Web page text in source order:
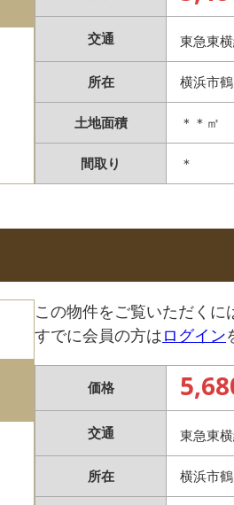
交通 東急東
所在 横浜市
土地面積 ＊＊㎡
間取り ＊
この物件をご覧いただくに
すでに会員の方はログイン
価格
交通 東急東
所在 横浜市